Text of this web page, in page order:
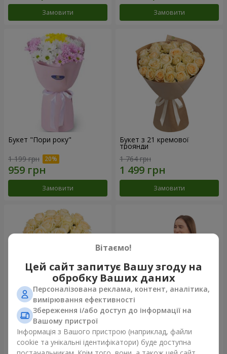
Замовити Замовити
Букет "Пори року"
1 199 грн
Замовити
Букет з 21 кремової
троянди
1 764 грн
Замовити
Букет з 25 кремових троянд
2 124 грн
Фруктова композиція
8 332 грн
Вітаємо!
Цей сайт запитує Вашу згоду на
обробку Ваших даних
Персоналізована реклама, контент, аналітика,
вимірювання ефективності
Збереження і/або доступ до інформації на
Вашому пристрої
Інформація з Вашого пристрою (наприклад, файли
cookie та унікальні ідентифікатори) буде доступна